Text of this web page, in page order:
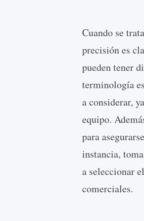
Cuando se
precisión es
pueden tener
terminología
a considerar,
equipo.
para
instancia,
a seleccionar
comerciales.